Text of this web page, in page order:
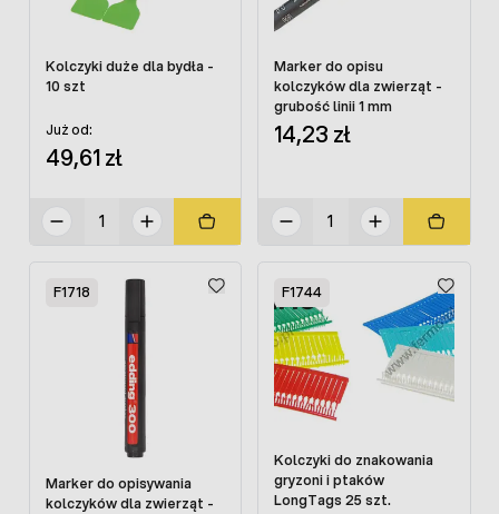
Kolczyki duże dla bydła -
10 szt
Już od:
49,61 zł
Marker do opisu
kolczyków dla zwierząt -
grubość linii 1 mm
14,23 zł
F1718
Marker do opisywania
kolczyków dla zwierząt -
F1744
Kolczyki do znakowania
gryzoni i ptaków
LongTags 25 szt.